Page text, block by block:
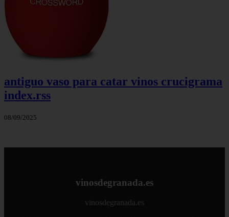
antiguo vaso para catar vinos crucigrama
index.rss
08/09/2025
vinosdegranada.es
vinosdegranada.es